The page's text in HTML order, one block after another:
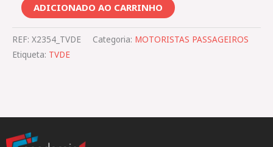
ADICIONADO AO CARRINHO
REF: X2354_TVDE Categoria: MOTORISTAS PASSAGEIROS
Etiqueta: TVDE